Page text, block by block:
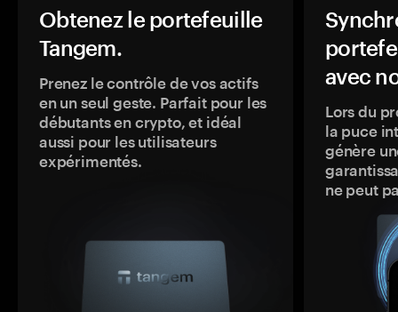
Obtenez le portefeuille
Tangem.
Prenez le contrôle de vos actifs
en un seul geste. Parfait pour les
débutants en crypto, et idéal
aussi pour les utilisateurs
expérimentés.
avec
Lors du
la puce
génère
ne peut